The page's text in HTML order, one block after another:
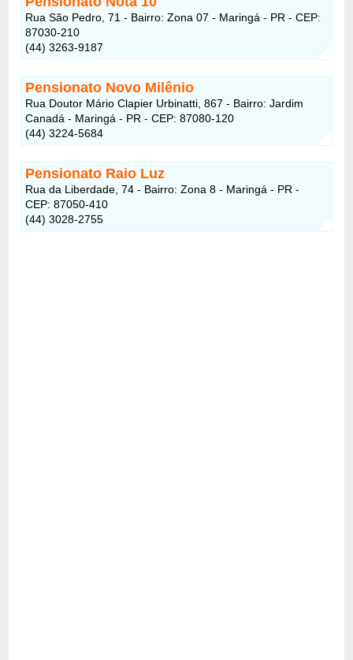
Rua São Pedro, 71 - Bairro: Zona 07 - Maringá - PR - CEP:
87030-210
(44) 3263-9187
Pensionato Novo Milênio
Rua Doutor Mário Clapier Urbinatti, 867 - Bairro: Jardim
Canadá - Maringá - PR - CEP: 87080-120
(44) 3224-5684
Pensionato Raio Luz
Rua da Liberdade, 74 - Bairro: Zona 8 - Maringá - PR -
CEP: 87050-410
(44) 3028-2755